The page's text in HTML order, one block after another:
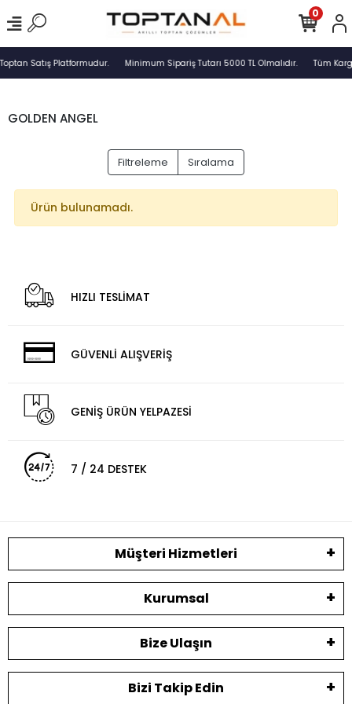
Satış Platformudur. Minimum Sipariş Tutarı 5000 TL Olmalıdır. Tüm
0
GOLDEN ANGEL
Filtreleme Sıralama
Ürün bulunamadı.
HIZLI TESLİMAT
GÜVENLİ ALIŞVERİŞ
GENİŞ ÜRÜN YELPAZESİ
7 / 24 DESTEK
Müşteri Hizmetleri
Kurumsal
Bize Ulaşın
Bizi Takip Edin